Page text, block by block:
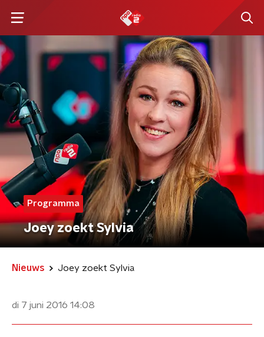
Programma
Joey zoekt Sylvia
Nieuws Joey zoekt Sylvia
di 7 juni 2016 14:08